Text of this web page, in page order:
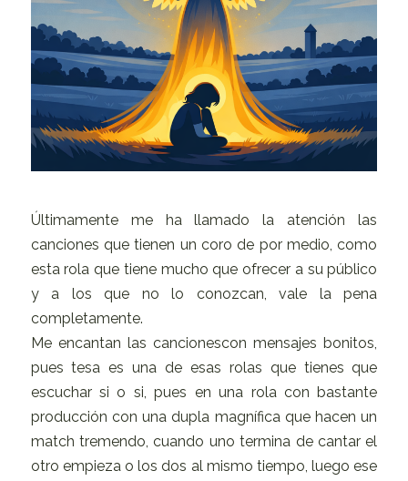
Últimamente me ha llamado la atención las
canciones que tienen un coro de por medio, como
esta rola que tiene mucho que ofrecer a su público
y a los que no lo conozcan, vale la pena
completamente.
Me encantan las cancionescon mensajes bonitos,
pues tesa es una de esas rolas que tienes que
escuchar si o si, pues en una rola con bastante
producción con una dupla magnífica que hacen un
match tremendo, cuando uno termina de cantar el
otro empieza o los dos al mismo tiempo, luego ese